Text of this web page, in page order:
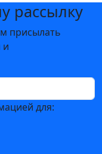
рассылку
присылать
и
для: